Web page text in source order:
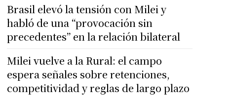
Brasil elevó la tensión con Milei y
habló de una “provocación sin
precedentes” en la relación bilateral
Milei vuelve a la Rural: el campo
espera señales sobre retenciones,
competitividad y reglas de largo plazo